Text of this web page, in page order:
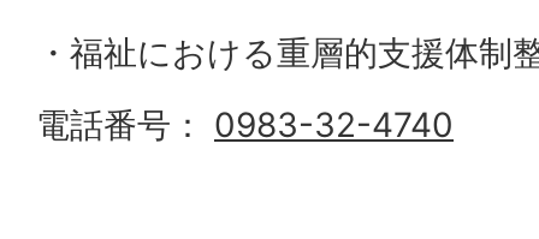
・福祉における重層的支援体制
電話番号： 0983-32-4740